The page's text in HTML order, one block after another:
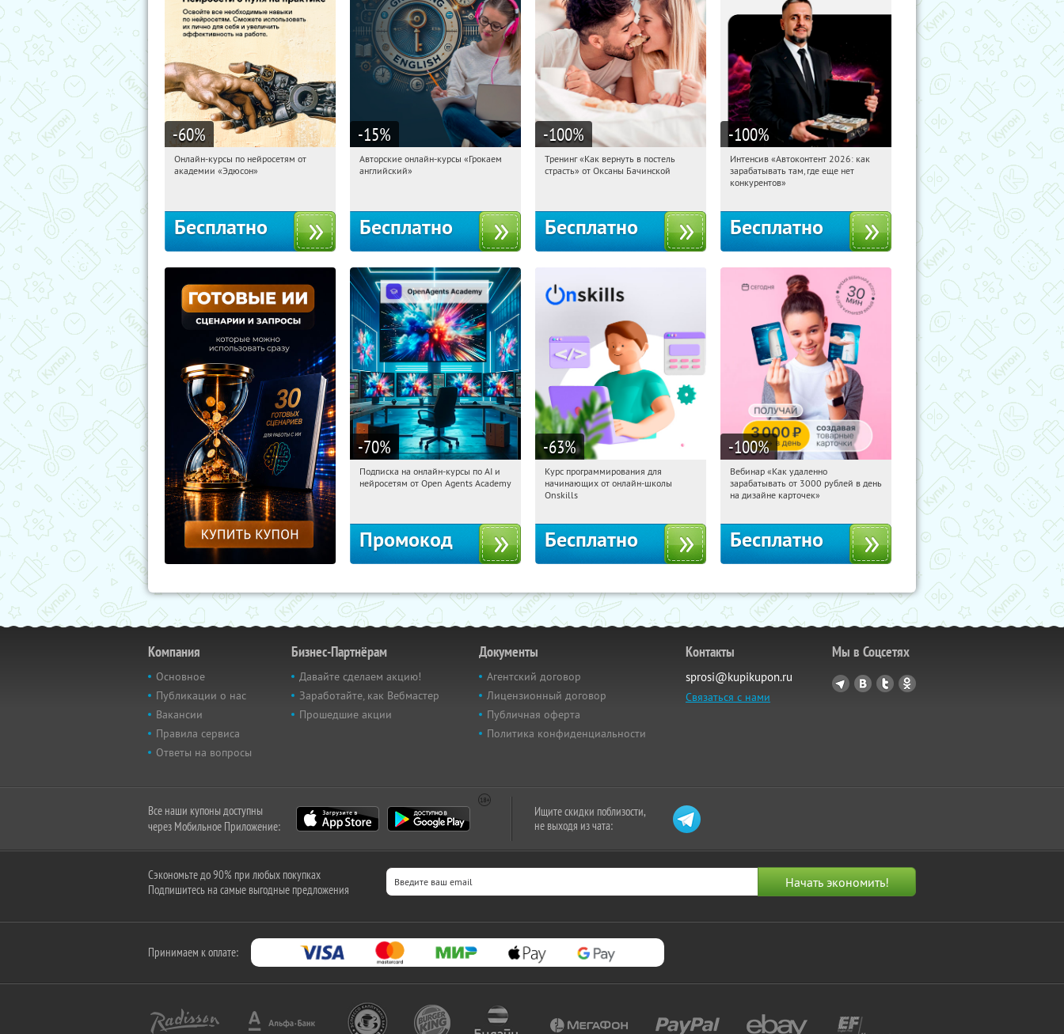
-60%
12:30:24 Получили:
Онлайн-курсы по нейросетям от
академии «Эдюсон»
Бесплатно
-15%
12:30:24 Получили:
Авторские онлайн-курсы «Грокаем
английский»
Бесплатно
-100%
12:30:24 Получили:
Тренинг «Как вернуть в постель
страсть» от Оксаны Бачинской
Бесплатно
-100%
12:30:24 Получили:
Россия
Интенсив «Автоконтент 2026: как
зарабатывать там, где еще нет
конкурентов»
Бесплатно
-70%
12:30:24 Получили:
Подписка на онлайн-курсы по AI и
нейросетям от Open Agents Academy
Промокод
-63%
12:30:24 Получили:
Россия
Курс программирования для
начинающих от онлайн-школы
Onskills
Бесплатно
-100%
12:30:24 Получили:
Россия
Вебинар «Как удаленно
зарабатывать от 3000 рублей в день
на дизайне карточек»
Бесплатно
Компания
Основное
Публикации о нас
Вакансии
Правила сервиса
Ответы на вопросы
Бизнес-Партнёрам
Давайте сделаем акцию!
Заработайте, как Вебмастер
Прошедшие акции
Документы
Агентский договор
Лицензионный договор
Публичная оферта
Политика конфиденциальности
Контакты
sprosi@kupikupon.ru
Связаться с нами
Мы в Соцсетях
Все наши купоны доступны
через Мобильное Приложение:
Ищите скидки поблизости,
не выходя из чата:
Сэкономьте до 90% при любых покупках
Подпишитесь на самые выгодные предложения
Принимаем к оплате: